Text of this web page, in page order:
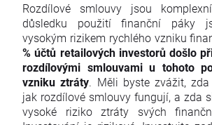
Rozdílové smlouvy jsou
důsledku použití finanční páky
vysokým rizikem rychlého vzniku
% účtů retailových investorů došlo
rozdílovými smlouvami u tohoto
vzniku ztráty. Měli byste zvážit,
jak rozdílové smlouvy fungují, a zda
vysoké riziko ztráty svých